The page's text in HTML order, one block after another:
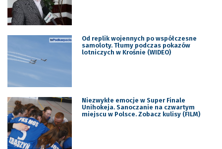
Od replik wojennych po współczesne
samoloty. Tłumy podczas pokazów
lotniczych w Krośnie (WIDEO)
Niezwykłe emocje w Super Finale
Unihokeja. Sanoczanie na czwartym
miejscu w Polsce. Zobacz kulisy (FILM)